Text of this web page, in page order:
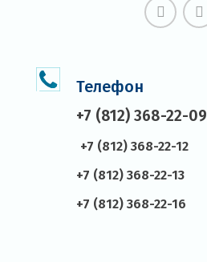
Телефон
+7 (812) 368-22-09
+7 (812) 368-22-12
+7 (812) 368-22-13
+7 (812) 368-22-16